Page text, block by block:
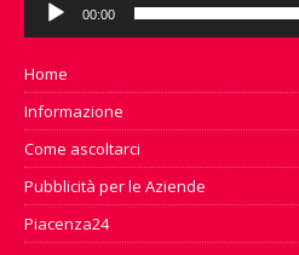
Player
00:00
Home
Informazione
Come ascoltarci
Pubblicità per le Aziende
Piacenza24